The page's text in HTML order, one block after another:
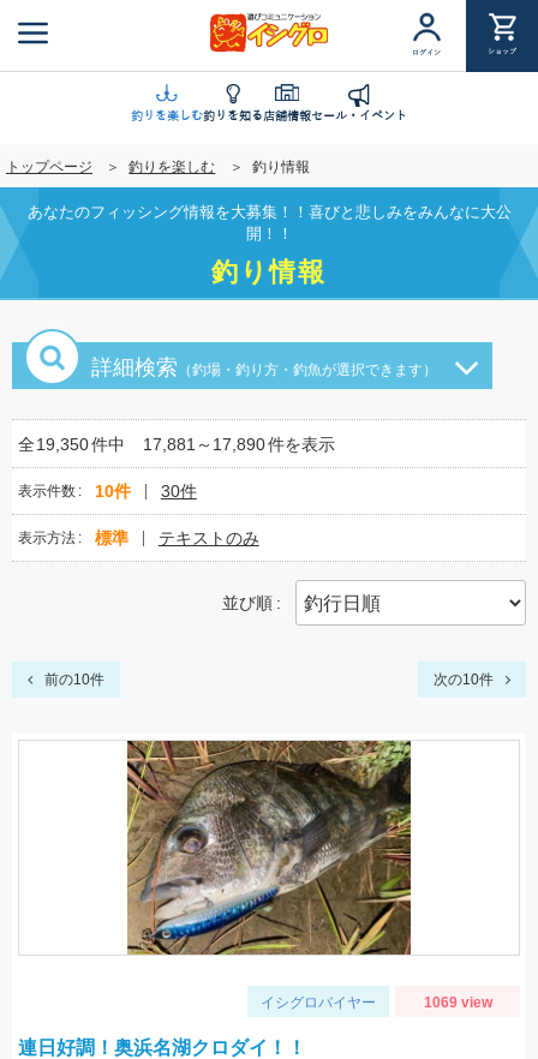
ン
に
移
動
ログイン ショップ
釣りを楽しむ釣りを知る店舗情報セール・イベント
トップページ 釣りを楽しむ 釣り情報
あなたのフィッシング情報を大募集！！喜びと悲しみをみんなに大公
開！！
釣り情報
詳細検索 （釣場・釣り方・釣魚が選択できます）
全19,350件中 17,881～17,890件を表示
表示件数 10件 30件
表示方法 標準 テキストのみ
並び順
前の10件 次の10件
イシグロバイヤー 1069 view
連日好調！奥浜名湖クロダイ！！